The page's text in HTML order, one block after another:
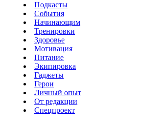
Подкасты
События
Начинающим
Тренировки
Здоровье
Мотивация
Питание
Экипировка
Гаджеты
Герои
Личный опыт
От редакции
Спецпроект